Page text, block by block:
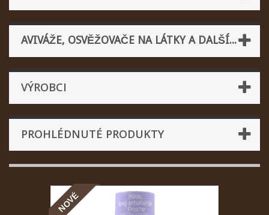
AVIVÁŽE, OSVĚŽOVAČE NA LÁTKY A DALŠÍ...
VÝROBCI
PROHLÉDNUTÉ PRODUKTY
NOVÉ